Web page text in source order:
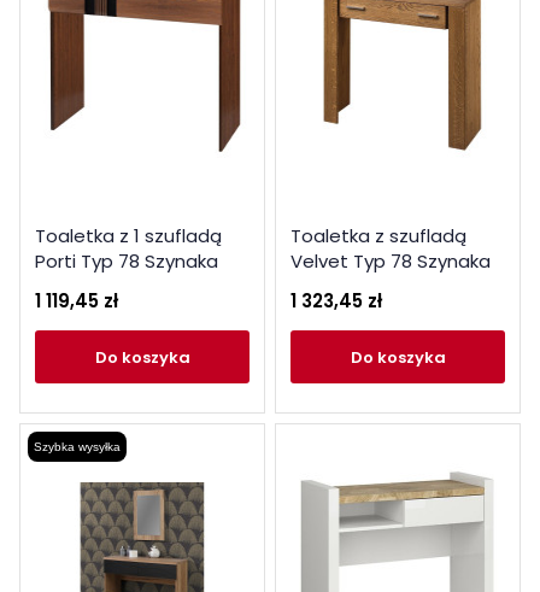
Toaletka z 1 szufladą
Porti Typ 78 Szynaka
1 119,45 zł
do koszyka
Toaletka z szufladą
Velvet Typ 78 Szynaka
1 323,45 zł
do koszyka
Szybka wysyłka